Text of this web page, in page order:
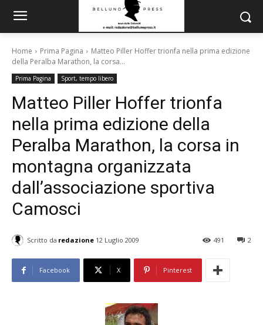
Home Prima Pagina
Matteo Piller Hoffer trionfa nella prima edizione
della Peralba Marathon, la corsa...
Prima Pagina Sport, tempo libero
Matteo Piller Hoffer trionfa
nella prima edizione della
Peralba Marathon, la corsa in
montagna organizzata
dall’associazione sportiva
Camosci
Scritto da redazione 12 Luglio 2009 2
491
Facebook X Pinterest